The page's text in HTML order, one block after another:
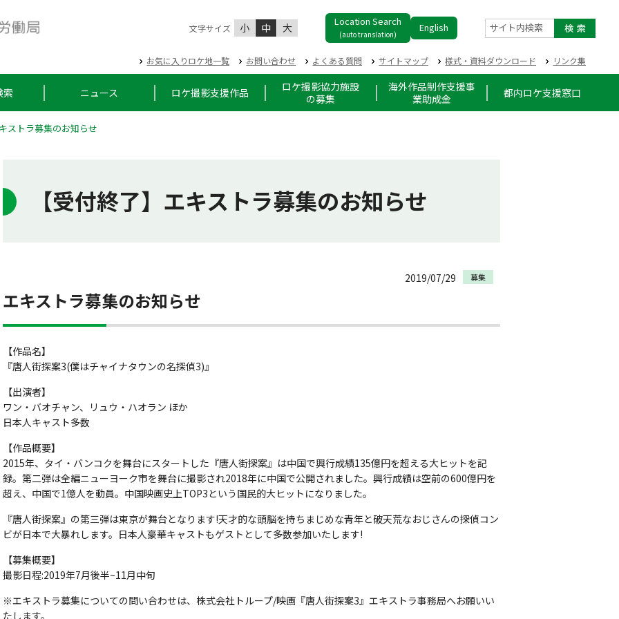
文字サイズ 小 中 大 Location Search
(auto translation)
English サイト内検索
お気に入りロケ地一覧 お問い合わせ よくある質問 サイトマップ 様式・資料ダウンロード リンク集
索 ニュース ロケ撮影支援作品
ロケ撮影協力施設
の募集
海外作品制作支援事
業助成金
都内ロケ支援窓口
ストラ募集のお知らせ
【受付終了】エキストラ募集のお知らせ
2019/07/29 募集
エキストラ募集のお知らせ
【作品名】
『唐人街探案3(僕はチャイナタウンの名探偵3)』
【出演者】
ワン・バオチャン、リュウ・ハオラン ほか
日本人キャスト多数
【作品概要】
2015年、タイ・バンコクを舞台にスタートした『唐人街探案』は中国で興行成績135億円を超える大ヒットを記
録。第二弾は全編ニューヨーク市を舞台に撮影され2018年に中国で公開されました。興行成績は空前の600億円を
超え、中国で1億人を動員。中国映画史上TOP3という国民的大ヒットになりました。
『唐人街探案』の第三弾は東京が舞台となります!天才的な頭脳を持ちまじめな青年と破天荒なおじさんの探偵コン
ビが日本で大暴れします。日本人豪華キャストもゲストとして多数参加いたします!
【募集概要】
撮影日程:2019年7月後半~11月中旬
※エキストラ募集についての問い合わせは、株式会社トループ/映画『唐人街探案3』エキストラ事務局へお願いい
たします。